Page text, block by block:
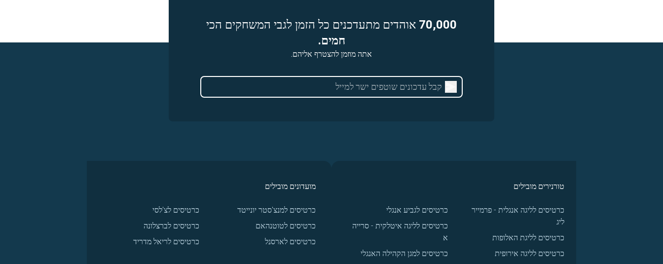
70,000 אוהדים מתעדכנים כל הזמן לגבי המשחקים הכי
חמים.
אתה מוזמן להצטרף אליהם.
טורנירים מובילים
כרטיסים לליגה אנגלית - פרמייר
ליג
כרטיסים לליגת האלופות
כרטיסים לליגה אירופית
כרטיסים לגביע אנגלי
כרטיסים לליגה איטלקית - סרייה
א
כרטיסים למגן הקהילה האנגלי
מועדונים מובילים
כרטיסים למנצ'סטר יונייטד
כרטיסים לטוטנהאם
כרטיסים לארסנל
כרטיסים לצ'לסי
כרטיסים לברצלונה
כרטיסים לריאל מדריד